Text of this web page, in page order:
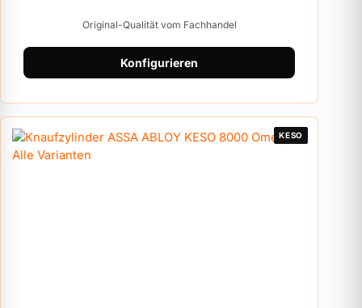
Original-Qualität vom Fachhandel
Konfigurieren
KESO